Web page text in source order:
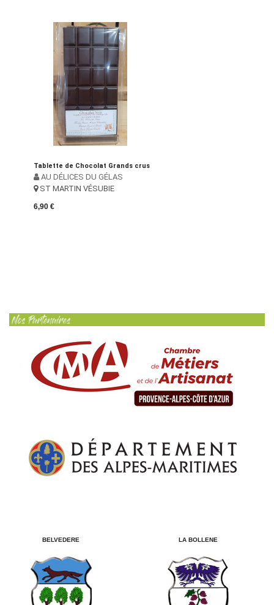
Tablette de Chocolat Grands crus
AU DÉLICES DU GÉLAS
ST MARTIN VÉSUBIE
6,90 €
BELVEDERE LA BOLLENE